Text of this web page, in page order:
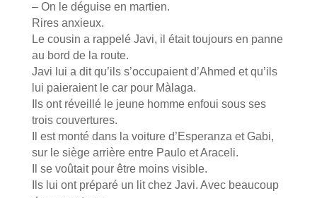
– On le déguise en martien.
Rires anxieux.
Le cousin a rappelé Javi, il était toujours en panne
au bord de la route.
Javi lui a dit qu’ils s’occupaient d’Ahmed et qu’ils
lui paieraient le car pour Màlaga.
Ils ont réveillé le jeune homme enfoui sous ses
trois couvertures.
Il est monté dans la voiture d’Esperanza et Gabi,
sur le siège arrière entre Paulo et Araceli.
Il se voûtait pour être moins visible.
Ils lui ont préparé un lit chez Javi. Avec beaucoup